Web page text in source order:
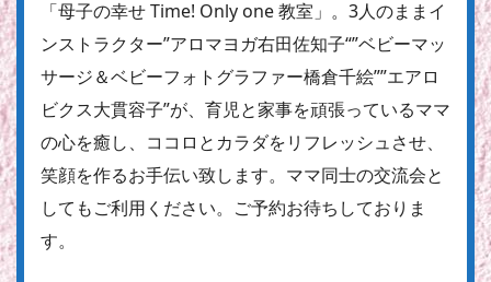
「母子の幸せ Time! Only one 教室」。3人のままイ
ンストラクター”アロマヨガ右田佐知子“”ベビーマッ
サージ＆ベビーフォトグラファー橋倉千絵””エアロ
ビクス大貫容子”が、育児と家事を頑張っているママ
の心を癒し、ココロとカラダをリフレッシュさせ、
笑顔を作るお手伝い致します。ママ同士の交流会と
してもご利用ください。ご予約お待ちしておりま
す。